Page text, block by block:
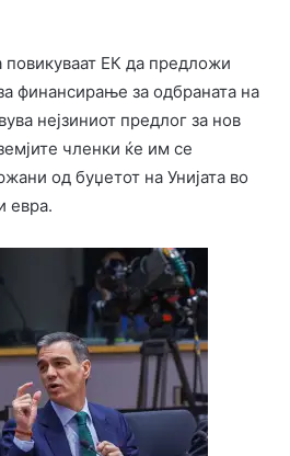
повикуваат ЕК да предложи
финансирање за одбраната на
нејзиниот предлог за нов
членки ќе им се
од буџетот на Унијата во
евра.